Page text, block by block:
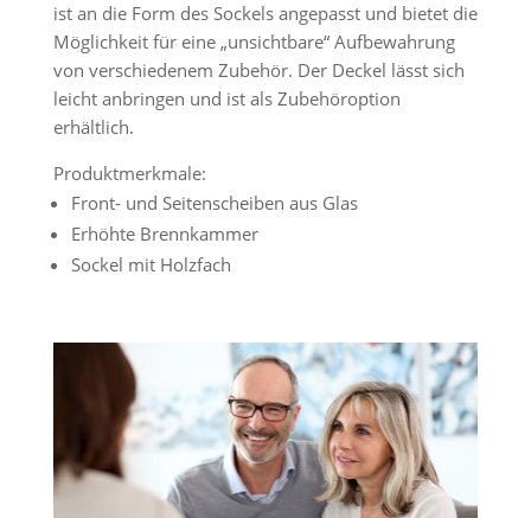
ist an die Form des Sockels angepasst und bietet die
Möglichkeit für eine „unsichtbare“ Aufbewahrung
von verschiedenem Zubehör. Der Deckel lässt sich
leicht anbringen und ist als Zubehöroption
erhältlich.
Produktmerkmale:
Front- und Seitenscheiben aus Glas
Erhöhte Brennkammer
Sockel mit Holzfach